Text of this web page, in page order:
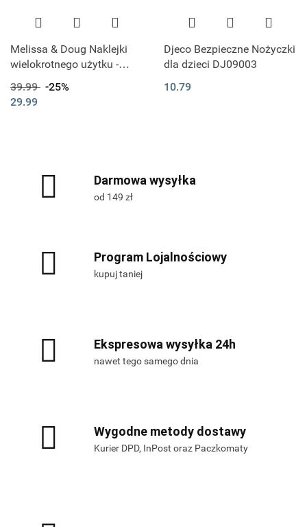
Melissa & Doug Naklejki
wielokrotnego użytku -
39.99 -25%
29.99
Djeco Bezpieczne Nożyczki
dla dzieci DJ09003
10.79
Darmowa wysyłka
od 149 zł
Program Lojalnościowy
kupuj taniej
Ekspresowa wysyłka 24h
nawet tego samego dnia
Wygodne metody dostawy
Kurier DPD, InPost oraz Paczkomaty